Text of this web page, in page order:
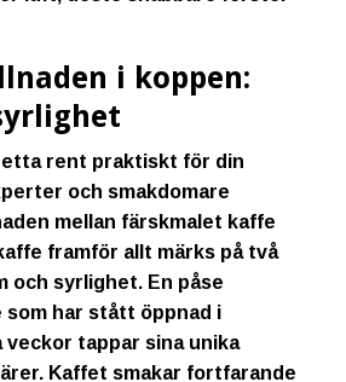
i koppen:
rent praktiskt för din
och smakdomare
mellan färskmalet kaffe
framför allt märks på två
och syrlighet. En påse
som har stått öppnad i
tappar sina unika
Kaffet smakar fortfarande